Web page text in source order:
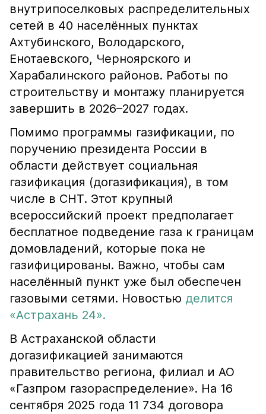
внутрипоселковых распределительных
сетей в 40 населённых пунктах
Ахтубинского, Володарского,
Енотаевского, Черноярского и
Харабалинского районов. Работы по
строительству и монтажу планируется
завершить в 2026–2027 годах.
Помимо программы газификации, по
поручению президента России в
области действует социальная
газификация (догазификация), в том
числе в СНТ. Этот крупный
всероссийский проект предполагает
бесплатное подведение газа к границам
домовладений, которые пока не
газифицированы. Важно, чтобы сам
населённый пункт уже был обеспечен
газовыми сетями. Новостью делится
«Астрахань 24».
В Астраханской области
догазификацией занимаются
правительство региона, филиал и АО
«Газпром газораспределение». На 16
сентября 2025 года 11 734 договора